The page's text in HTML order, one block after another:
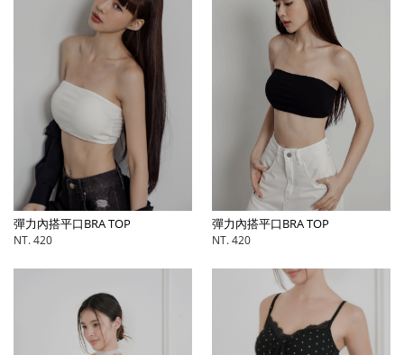
彈力內搭平口BRA TOP
NT. 420
彈力內搭平口BRA TOP
NT. 420